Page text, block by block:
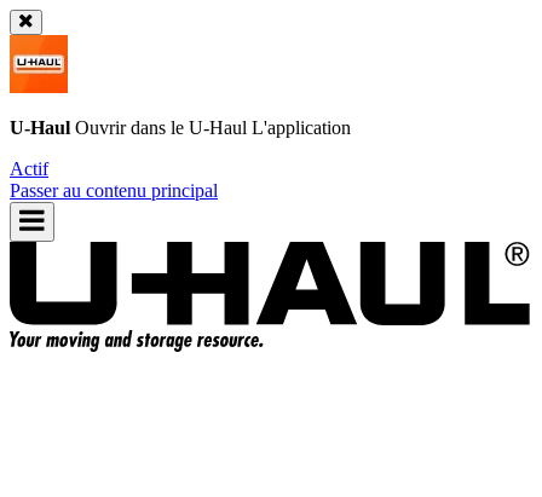
U-Haul Ouvrir dans le U-Haul L'application
Actif
Passer au contenu principal